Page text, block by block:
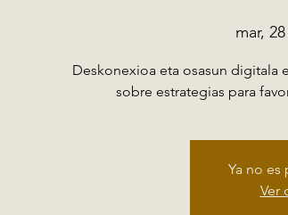
mar,
Deskonexioa eta osasun digitala
sobre estrategias para
Ya no es
Ver